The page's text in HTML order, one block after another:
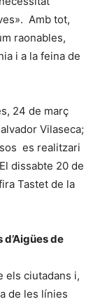
Amb tot,
raonables,
i a la feina de
24 de març
Vilaseca;
es realitzari
dissabte 20 de
Tastet de la
de
els ciutadans i,
de les línies